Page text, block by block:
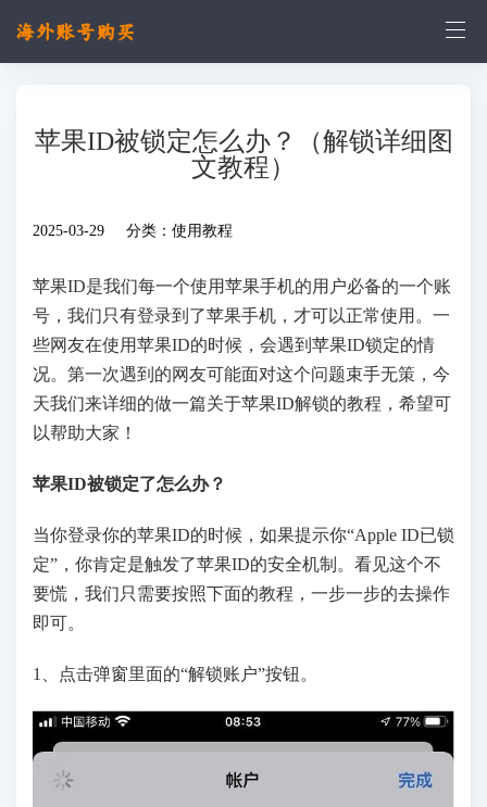
苹果ID被锁定怎么办？（解锁详细图
文教程）
2025-03-29 分类： 使用教程
苹果ID是我们每一个使用苹果手机的用户必备的一个账
号，我们只有登录到了苹果手机，才可以正常使用。一
些网友在使用苹果ID的时候，会遇到苹果ID锁定的情
况。第一次遇到的网友可能面对这个问题束手无策，今
天我们来详细的做一篇关于苹果ID解锁的教程，希望可
以帮助大家！
苹果ID被锁定了怎么办？
当你登录你的苹果ID的时候，如果提示你“Apple ID已锁
定”，你肯定是触发了苹果ID的安全机制。看见这个不
要慌，我们只需要按照下面的教程，一步一步的去操作
即可。
1、点击弹窗里面的“解锁账户”按钮。